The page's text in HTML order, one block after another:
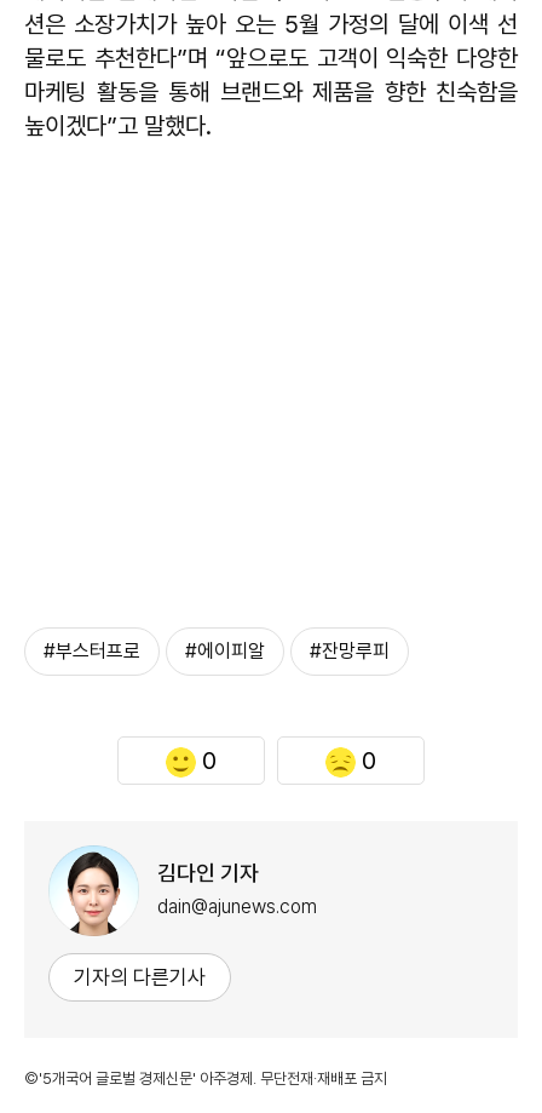
션은 소장가치가 높아 오는 5월 가정의 달에 이색 선
물로도 추천한다”며 “앞으로도 고객이 익숙한 다양한
마케팅 활동을 통해 브랜드와 제품을 향한 친숙함을
높이겠다”고 말했다.
#부스터프로 #에이피알 #잔망루피
0 0
김다인 기자
dain@ajunews.com
기자의 다른기사
©'5개국어 글로벌 경제신문' 아주경제. 무단전재·재배포 금지